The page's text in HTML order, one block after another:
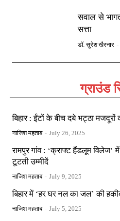
सवाल से
सत्ता
डॉ. सुरेश खैरनार -
ग्राउंड
बिहार : ईंटों के बीच दबे भट्ठा मजदूरों
नाजिश महताब - July 26, 2025
रामपुर गांव : ‘क्राफ्ट हैंडलूम विलेज’
टूटती उम्मीदें
नाजिश महताब - July 9, 2025
बिहार में ‘हर घर नल का जल’ की
नाजिश महताब - July 5, 2025